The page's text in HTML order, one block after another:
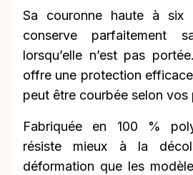
Sa couronne haute à six
conserve parfaitement
lorsqu’elle n’est pas
offre une protection
peut être courbée selon vos
Fabriquée en 100 %
résiste mieux à la
déformation que les